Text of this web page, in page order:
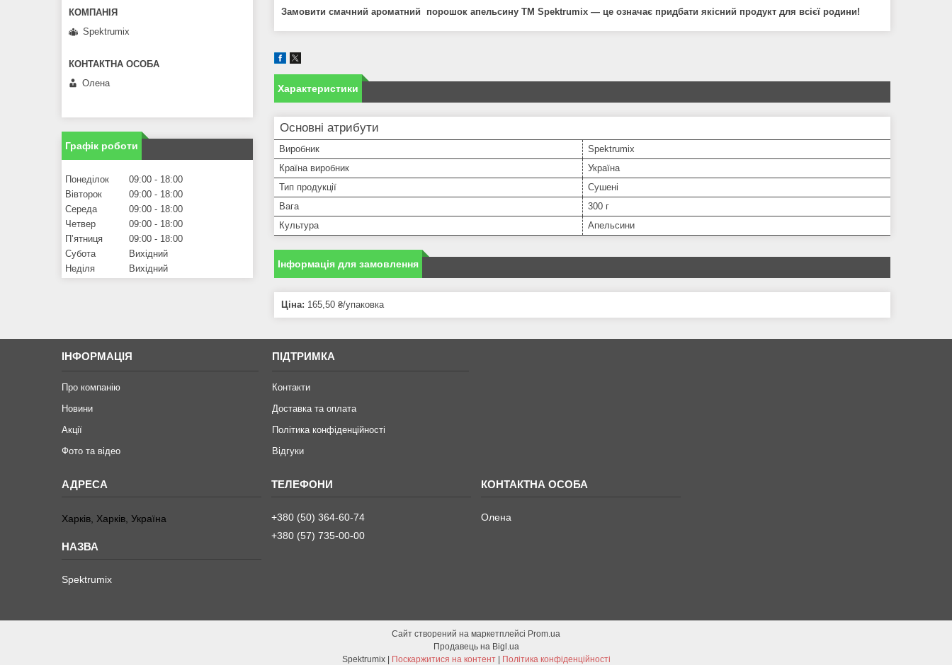
Замовити смачний ароматний порошок апельсину ТМ Spektrumix — це означає придбати якісний продукт для всієї родини!
Характеристики
Основні атрибути
Виробник
Spektrumix
Країна виробник
Україна
Тип продукції
Сушені
Вага
300 г
Культура
Апельсини
Інформація для замовлення
Ціна: 165,50 ₴/упаковка
Spektrumix
Олена
Графік роботи
Понеділок 09:00
18:00
Вівторок
09:00
18:00
Середа
09:00
18:00
Четвер
09:00
18:00
Пʼятниця
09:00
18:00
Субота
Вихідний
Неділя
Вихідний
ІНФОРМАЦІЯ
Про компанію
Новини
Акції
Фото та відео
ПІДТРИМКА
Контакти
Доставка та оплата
Політика конфіденційності
Відгуки
Харків, Харків, Україна
Spektrumix
+380 (50) 364-60-74
+380 (57) 735-00-00
Олена
Сайт створений на маркетплейсі Prom.ua
Продавець на Bigl.ua
Поскаржитися на контент Політика конфіденційності